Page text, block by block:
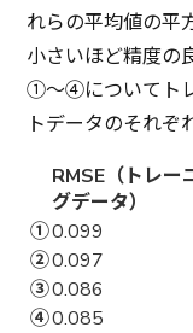
れらの平均値の平
小さいほど精度の
①～④についてト
トデータのそれぞ
RMSE（トレー
グデータ）
①0.099
②0.097
③0.086
④0.085